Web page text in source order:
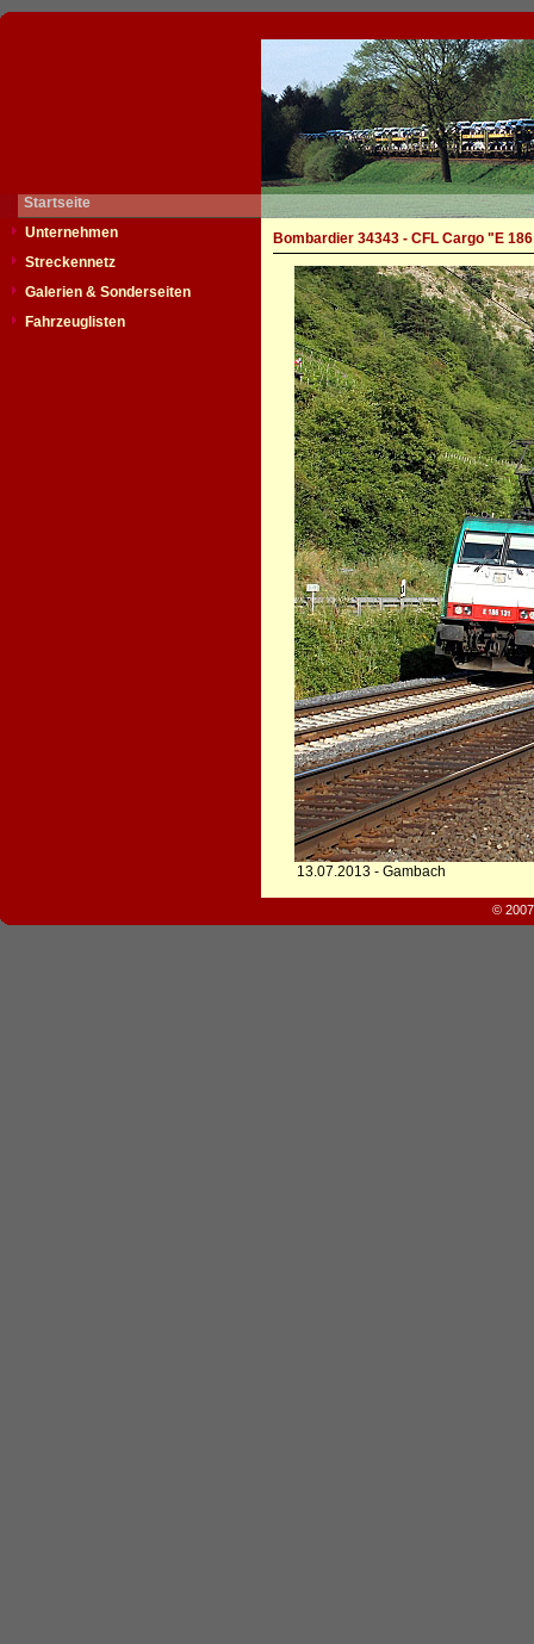
Startseite
Unternehmen
Streckennetz
Galerien & Sonderseiten
Fahrzeuglisten
Bombardier 34343 - CFL Cargo "E
13.07.2013 - Gambach
©